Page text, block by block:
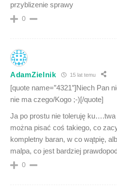
przyblizenie sprawy
0
AdamZielnik 15 lat temu
[quote name=”4321″]Niech Pan
nie ma czego/Kogo ;-)[/quote]
Ja po prostu nie toleruję
można pisać coś takiego, co
kompletny baran, w co wątpię,
malpa, co jest bardziej
0